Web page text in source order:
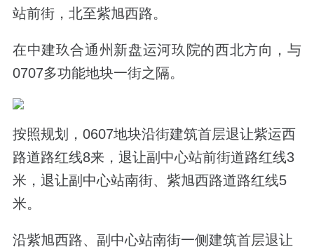
站前街，北至紫旭西路。
在中建玖合通州新盘运河玖院的西北方向，与
0707多功能地块一街之隔。
按照规划，0607地块沿街建筑首层退让紫运西
路道路红线8来，退让副中心站前街道路红线3
米，退让副中心站南街、紫旭西路道路红线5
米。
沿紫旭西路、副中心站南街一侧建筑首层退让